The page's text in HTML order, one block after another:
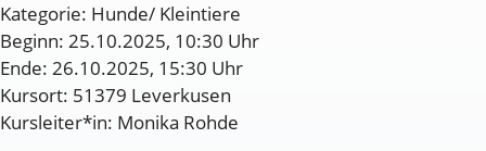
Kategorie: Hunde/ Kleintiere
Beginn: 25.10.2025, 10:30 Uhr
Ende: 26.10.2025, 15:30 Uhr
Kursort: 51379 Leverkusen
Kursleiter*in: Monika Rohde